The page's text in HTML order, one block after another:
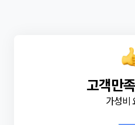
고객만
가성비